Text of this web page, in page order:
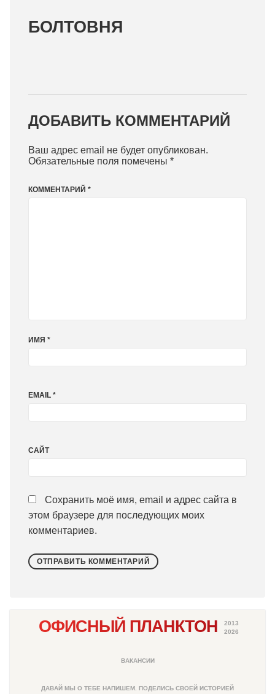
БОЛТОВНЯ
ДОБАВИТЬ КОММЕНТАРИЙ
Ваш адрес email не будет опубликован.
Обязательные поля помечены *
КОММЕНТАРИЙ *
ИМЯ *
EMAIL *
САЙТ
Сохранить моё имя, email и адрес сайта в
этом браузере для последующих моих
комментариев.
ОФИСНЫЙ ПЛАНКТОН
2013
2026
ВАКАНСИИ
ДАВАЙ МЫ О ТЕБЕ НАПИШЕМ. ПОДЕЛИСЬ СВОЕЙ ИСТОРИЕЙ